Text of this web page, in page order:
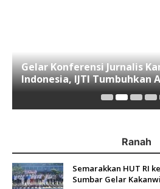
Gelar Konferensi Jurnalis
Indonesia, IJTI Tumbuhkan
Jurnalis Muda di Era
Ranah
Semarakkan HUT RI
Sumbar Gelar